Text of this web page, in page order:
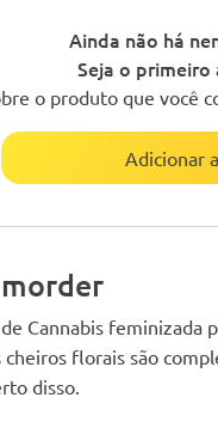
Ainda não há
Seja o primeiro
o produto que você
Adicionar
Cannabis
florais são
disso.